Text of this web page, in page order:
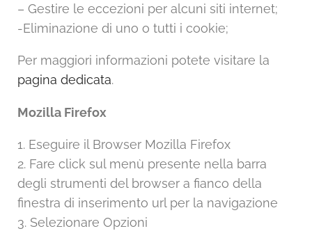
– Gestire le eccezioni per alcuni siti internet;
-Eliminazione di uno o tutti i cookie;
Per maggiori informazioni potete visitare la
pagina dedicata.
Mozilla Firefox
1. Eseguire il Browser Mozilla Firefox
2. Fare click sul menù presente nella barra
degli strumenti del browser a fianco della
finestra di inserimento url per la navigazione
3. Selezionare Opzioni